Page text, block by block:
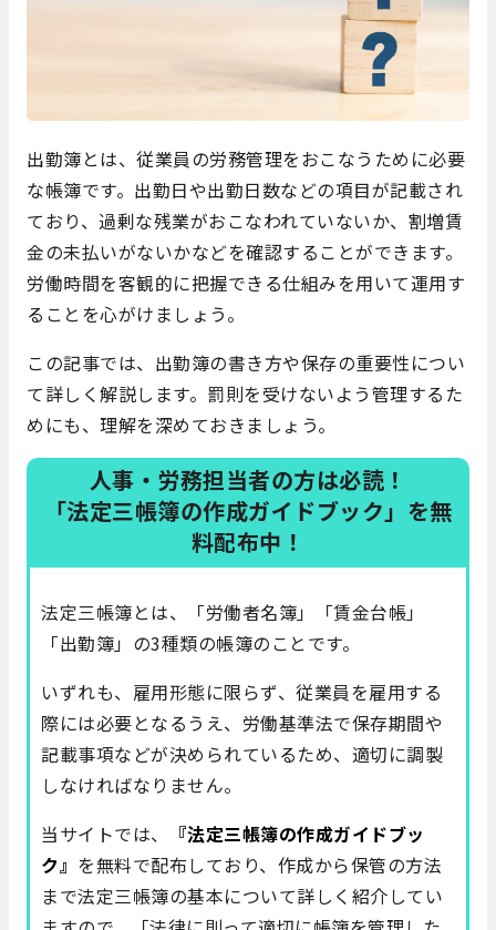
出勤簿とは、従業員の労務管理をおこなうために必要
な帳簿です。出勤日や出勤日数などの項目が記載され
ており、過剰な残業がおこなわれていないか、割増賃
金の未払いがないかなどを確認することができます。
労働時間を客観的に把握できる仕組みを用いて運用す
ることを心がけましょう。
この記事では、出勤簿の書き方や保存の重要性につい
て詳しく解説します。罰則を受けないよう管理するた
めにも、理解を深めておきましょう。
人事・労務担当者の方は必読！
「法定三帳簿の作成ガイドブック」を無
料配布中！
法定三帳簿とは、「労働者名簿」「賃金台帳」
「出勤簿」の3種類の帳簿のことです。
いずれも、雇用形態に限らず、従業員を雇用する
際には必要となるうえ、労働基準法で保存期間や
記載事項などが決められているため、適切に調製
しなければなりません。
当サイトでは、
『法定三帳簿の作成ガイドブッ
ク』 を無料で配布しており、作成から保管の方法
まで法定三帳簿の基本について詳しく紹介してい